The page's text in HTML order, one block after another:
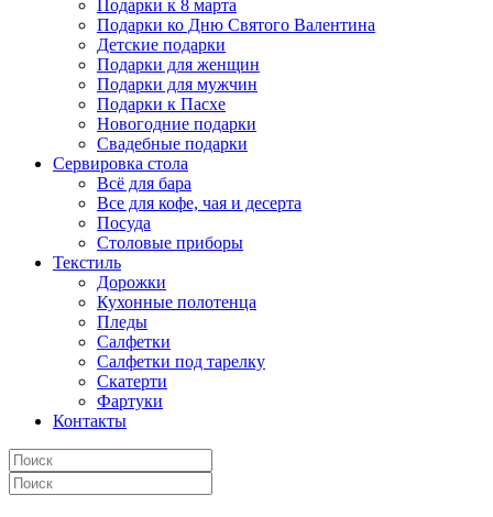
Подарки к 8 марта
Подарки ко Дню Святого Валентина
Детские подарки
Подарки для женщин
Подарки для мужчин
Подарки к Пасхе
Новогодние подарки
Свадебные подарки
Сервировка стола
Всё для бара
Все для кофе, чая и десерта
Посуда
Столовые приборы
Текстиль
Дорожки
Кухонные полотенца
Пледы
Салфетки
Салфетки под тарелку
Скатерти
Фартуки
Контакты